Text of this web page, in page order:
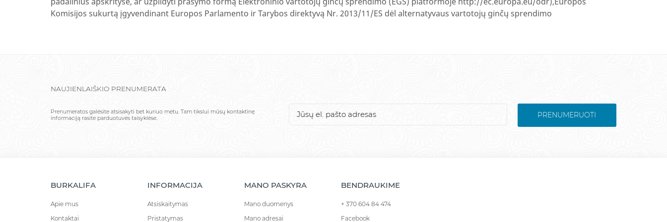
Komisijos sukurtą įgyvendinant Europos Parlamento ir Tarybos direktyvą Nr. 2013/11/ES dėl alternatyvaus vartotojų ginčų sprendimo
NAUJIENLAIŠKIO PRENUMERATA
Prenumeratos galėsite atsisakyti bet kuriuo metu. Tam tikslui mūsų kontaktinę
informaciją rasite parduotuvės taisyklėse.
PRENUMERUOTI
BURKALIFA
Apie mus
Kontaktai
INFORMACIJA
Atsiskaitymas
Pristatymas
MANO PASKYRA
Mano duomenys
Mano adresai
BENDRAUKIME
+ 370 604 84 474
Facebook